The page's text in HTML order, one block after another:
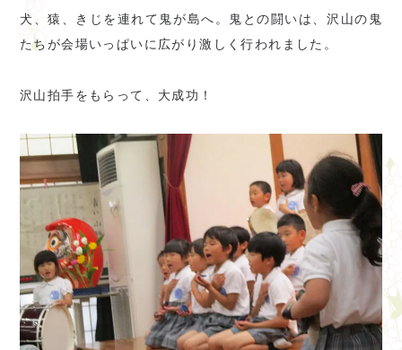
犬、猿、きじを連れて鬼が島へ。鬼との闘いは、沢山の鬼
たちが会場いっぱいに広がり激しく行われました。
沢山拍手をもらって、大成功！